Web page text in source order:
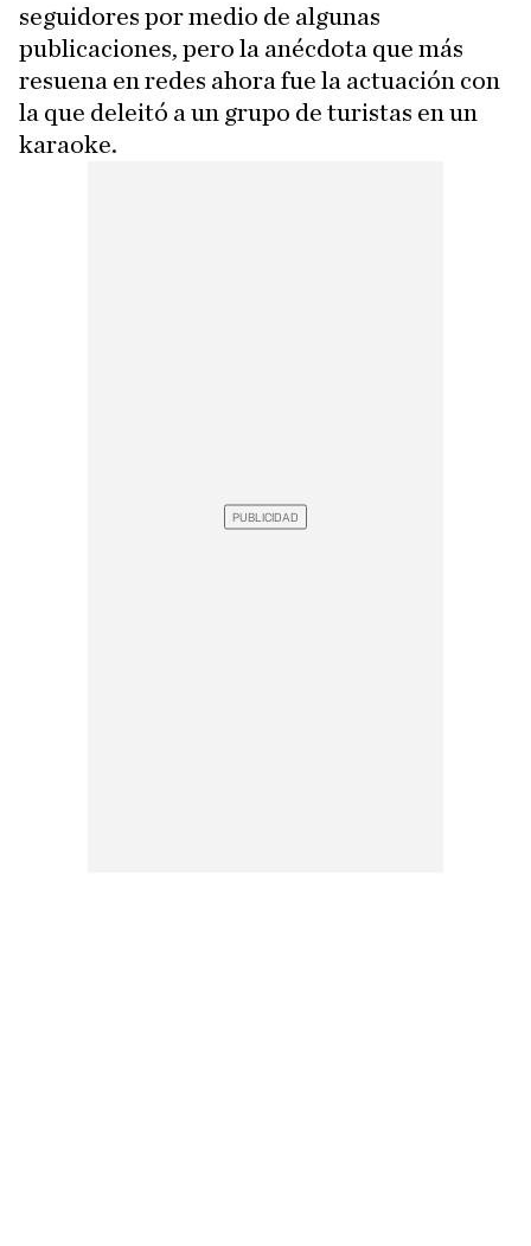
seguidores por medio de algunas
publicaciones, pero la anécdota que más
resuena en redes ahora fue la actuación con
la que deleitó a un grupo de turistas en un
karaoke.